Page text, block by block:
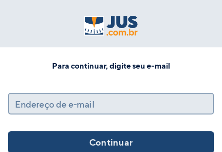
Para continuar, digite seu e-mail
Endereço de e-mail
Continuar